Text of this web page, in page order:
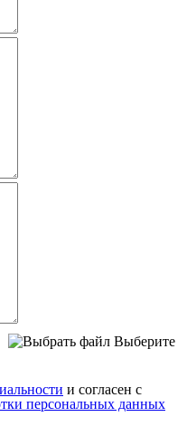
Выберите
и согласен с
персональных данных